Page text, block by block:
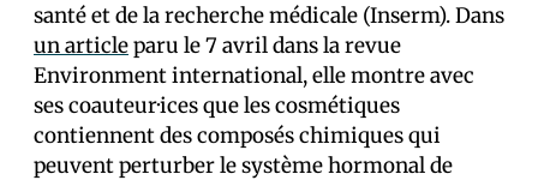
santé et de la recherche médicale (Inserm). Dans
un articleparu le 7 avril dans la revue
Environment international, elle montre avec
ses coauteur·ices que les cosmétiques
contiennent des composés chimiques qui
peuvent perturber le système hormonal de